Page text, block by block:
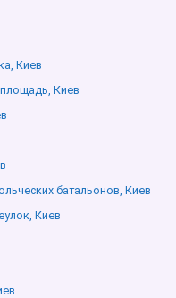
Киев
Киев
батальонов, Киев
Киев